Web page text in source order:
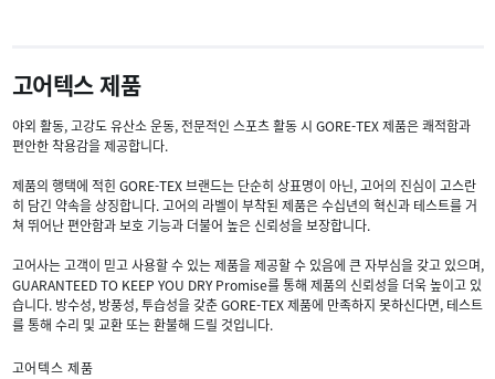
고어텍스 제품
야외 활동, 고강도 유산소 운동, 전문적인 스포츠 활동 시 GORE‑TEX 제품은 쾌적함과
편안한 착용감을 제공합니다.
제품의 행택에 적힌 GORE‑TEX 브랜드는 단순히 상표명이 아닌, 고어의 진심이 고스란
히 담긴 약속을 상징합니다. 고어의 라벨이 부착된 제품은 수십년의 혁신과 테스트를 거
쳐 뛰어난 편안함과 보호 기능과 더불어 높은 신뢰성을 보장합니다.
고어사는 고객이 믿고 사용할 수 있는 제품을 제공할 수 있음에 큰 자부심을 갖고 있으며,
GUARANTEED TO KEEP YOU DRY Promise를 통해 제품의 신뢰성을 더욱 높이고 있
습니다. 방수성, 방풍성, 투습성을 갖춘 GORE‑TEX 제품에 만족하지 못하신다면, 테스트
를 통해 수리 및 교환 또는 환불해 드릴 것입니다.
고어텍스 제품